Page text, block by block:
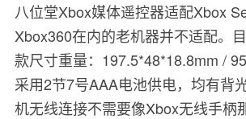
八位堂Xbox媒体遥控器适配Xbox
Xbox360在内的老机器并不适配。
款尺寸重量：197.5*48*18.8mm /
采用2节7号AAA电池供电，均有背
机无线连接不需要像Xbox无线手柄